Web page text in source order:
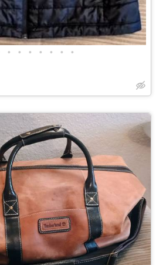
• • • • • • •